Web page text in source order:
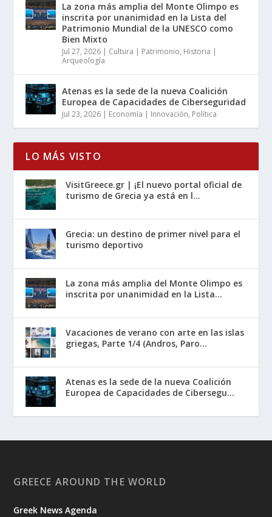
La zona más amplia del Monte Olimpo es
inscrita por unanimidad en la Lista del
Patrimonio Mundial de la UNESCO como
Bien Mixto
Jul 27, 2026 | Cultura | Patrimonio, Historia |
Arqueología
Atenas es la sede de la nueva Coalición
Europea de Capacidades de Ciberseguridad
Jul 23, 2026 | Economía | Innovación, Política
LO MÁS VISTO
VisitGreece.gr | ¡El nuevo portal oficial de
turismo de Grecia ya está en l...
Grecia: un destino de primer nivel para el
turismo deportivo
La zona más amplia del Monte Olimpo es
inscrita por unanimidad en la Lista...
Vacaciones de verano con arte en las islas
griegas, Parte 1/4 (Andros, Paro...
Atenas es la sede de la nueva Coalición
Europea de Capacidades de Cibersegu...
GREECE AROUND THE WORLD
Greek News Agenda